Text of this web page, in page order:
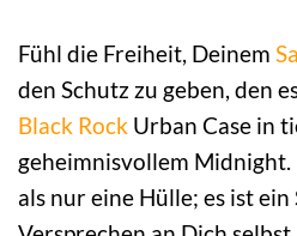
Fühl die Freiheit, Deinem
den Schutz zu geben, den
Black Rock Urban Case in
geheimnisvollem Midnight.
als nur eine Hülle; es ist